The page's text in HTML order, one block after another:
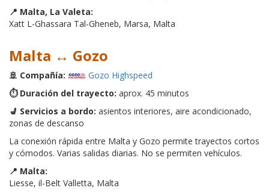
📍 Malta, La Valeta:
Xatt L-Ghassara Tal-Gheneb, Marsa, Malta
Malta ↔ Gozo
🚢 Compañía:
Gozo Highspeed
⏱️ Duración del trayecto: aprox. 45 minutos
💺 Servicios a bordo: asientos interiores, aire acondicionado,
zonas de descanso
La conexión rápida entre Malta y Gozo permite trayectos cortos
y cómodos. Varias salidas diarias. No se permiten vehículos.
📍 Malta:
Liesse, il-Belt Valletta, Malta